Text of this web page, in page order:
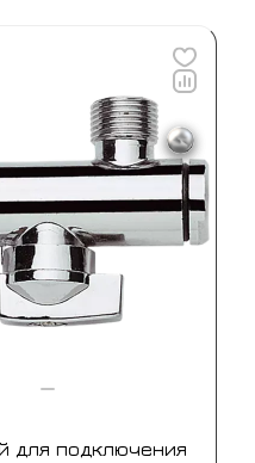
для подключения